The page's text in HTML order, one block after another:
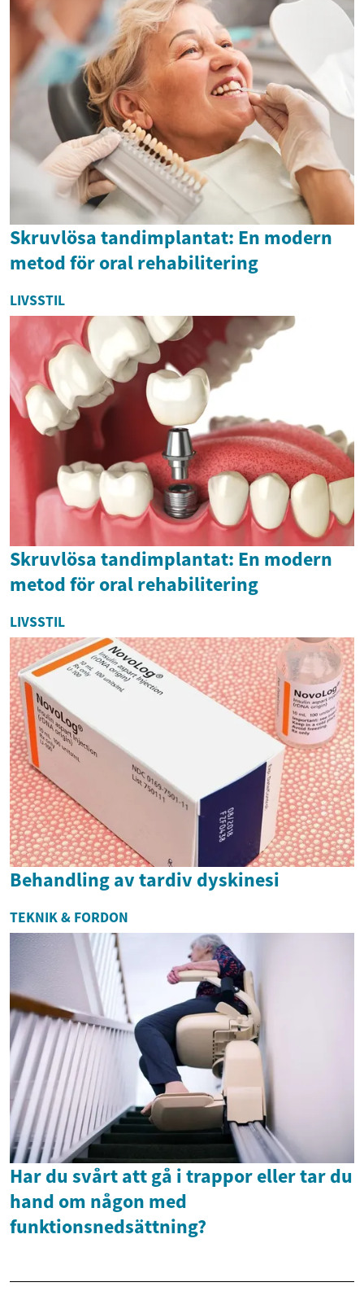
Skruvlösa tandimplantat: En modern
metod för oral rehabilitering
LIVSSTIL
Skruvlösa tandimplantat: En modern
metod för oral rehabilitering
LIVSSTIL
Behandling av tardiv dyskinesi
TEKNIK & FORDON
Har du svårt att gå i trappor eller tar du
hand om någon med
funktionsnedsättning?